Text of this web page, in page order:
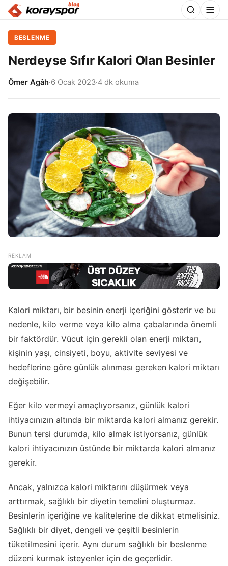
BESLENME
Nerdeyse Sıfır Kalori Olan Besinler
Ömer Agâh·6 Ocak 2023·4 dk okuma
Kalori miktarı, bir besinin enerji içeriğini gösterir ve bu
nedenle, kilo verme veya kilo alma çabalarında önemli
bir faktördür. Vücut için gerekli olan enerji miktarı,
kişinin yaşı, cinsiyeti, boyu, aktivite seviyesi ve
hedeflerine göre günlük alınması gereken kalori miktarı
değişebilir.
Eğer kilo vermeyi amaçlıyorsanız, günlük kalori
ihtiyacınızın altında bir miktarda kalori almanız gerekir.
Bunun tersi durumda, kilo almak istiyorsanız, günlük
kalori ihtiyacınızın üstünde bir miktarda kalori almanız
gerekir.
Ancak, yalnızca kalori miktarını düşürmek veya
arttırmak, sağlıklı bir diyetin temelini oluşturmaz.
Besinlerin içeriğine ve kalitelerine de dikkat etmelisiniz.
Sağlıklı bir diyet, dengeli ve çeşitli besinlerin
tüketilmesini içerir. Aynı durum sağlıklı bir beslenme
düzeni kurmak isteyenler için de geçerlidir.